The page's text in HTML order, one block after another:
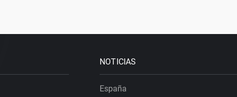
NOTICIAS
España